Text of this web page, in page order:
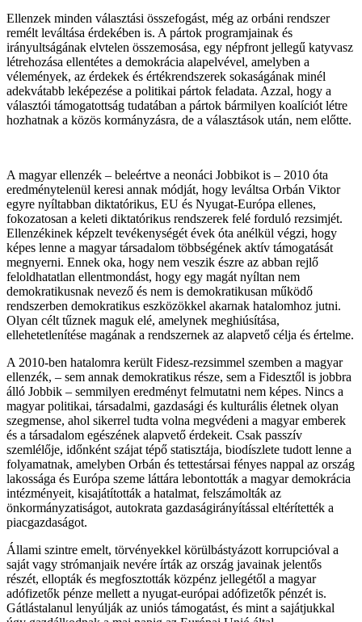
Ellenzek minden választási összefogást, még az orbáni rendszer
remélt leváltása érdekében is. A pártok programjainak és
irányultságának elvtelen összemosása, egy népfront jellegű katyvasz
létrehozása ellentétes a demokrácia alapelvével, amelyben a
vélemények, az érdekek és értékrendszerek sokaságának minél
adekvátabb leképezése a politikai pártok feladata. Azzal, hogy a
választói támogatottság tudatában a pártok bármilyen koalíciót létre
hozhatnak a közös kormányzásra, de a választások után, nem előtte.
A magyar ellenzék – beleértve a neonáci Jobbikot is – 2010 óta
eredménytelenül keresi annak módját, hogy leváltsa Orbán Viktor
egyre nyíltabban diktatórikus, EU és Nyugat-Európa ellenes,
fokozatosan a keleti diktatórikus rendszerek felé forduló rezsimjét.
Ellenzékinek képzelt tevékenységét évek óta anélkül végzi, hogy
képes lenne a magyar társadalom többségének aktív támogatását
megnyerni. Ennek oka, hogy nem veszik észre az abban rejlő
feloldhatatlan ellentmondást, hogy egy magát nyíltan nem
demokratikusnak nevező és nem is demokratikusan működő
rendszerben demokratikus eszközökkel akarnak hatalomhoz jutni.
Olyan célt tűznek maguk elé, amelynek meghiúsítása,
ellehetetlenítése magának a rendszernek az alapvető célja és értelme.
A 2010-ben hatalomra került Fidesz-rezsimmel szemben a magyar
ellenzék, – sem annak demokratikus része, sem a Fidesztől is jobbra
álló Jobbik – semmilyen eredményt felmutatni nem képes. Nincs a
magyar politikai, társadalmi, gazdasági és kulturális életnek olyan
szegmense, ahol sikerrel tudta volna megvédeni a magyar emberek
és a társadalom egészének alapvető érdekeit. Csak passzív
szemlélője, időnként szájat tépő statisztája, biodíszlete tudott lenne a
folyamatnak, amelyben Orbán és tettestársai fényes nappal az ország
lakossága és Európa szeme láttára lebontották a magyar demokrácia
intézményeit, kisajátították a hatalmat, felszámolták az
önkormányzatiságot, autokrata gazdaságirányítással eltérítették a
piacgazdaságot.
Állami szintre emelt, törvényekkel körülbástyázott korrupcióval a
saját vagy strómanjaik nevére írták az ország javainak jelentős
részét, ellopták és megfosztották közpénz jellegétől a magyar
adófizetők pénze mellett a nyugat-európai adófizetők pénzét is.
Gátlástalanul lenyúlják az uniós támogatást, és mint a sajátjukkal